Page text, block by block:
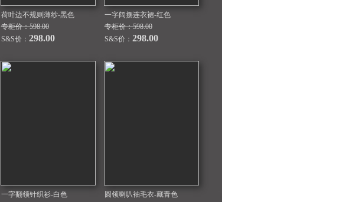
荷叶边不规则薄纱-黑色
专柜价：598.00
S&S价： 298.00
一字阔摆连衣裙-红色
专柜价：598.00
S&S价： 298.00
一字翻领针织衫-白色
圆领喇叭袖毛衣-藏青色